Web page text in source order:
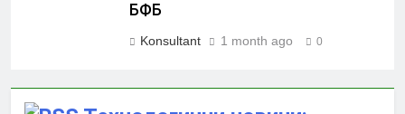
БФБ
Konsultant 1 month ago 0